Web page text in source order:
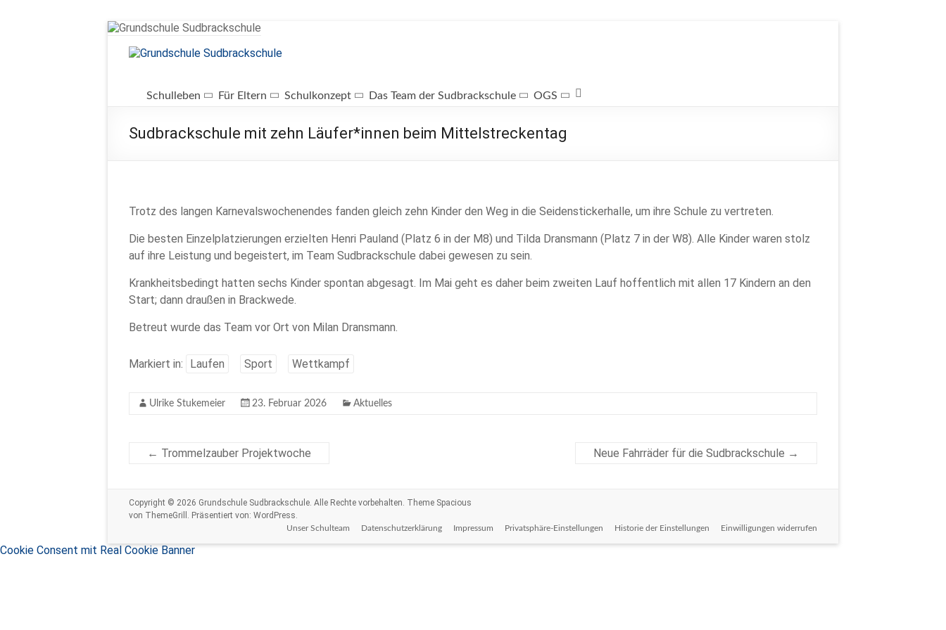
Zum
springen
Grundschule
Sudbrackschule
in
Schulleben Für Eltern Schulkonzept Das Team der Sudbrackschule OGS
Sudbrackschule mit zehn Läufer*innen beim Mittelstreckentag
Trotz des langen Karnevalswochenendes fanden gleich zehn Kinder den Weg in die Seidenstickerhalle, um ihre Schule zu vertreten.
Die besten Einzelplatzierungen erzielten Henri Pauland (Platz 6 in der M8) und Tilda Dransmann (Platz 7 in der W8). Alle Kinder waren stolz
auf ihre Leistung und begeistert, im Team Sudbrackschule dabei gewesen zu sein.
Krankheitsbedingt hatten sechs Kinder spontan abgesagt. Im Mai geht es daher beim zweiten Lauf hoffentlich mit allen 17 Kindern an den
Start; dann draußen in Brackwede.
Betreut wurde das Team vor Ort von Milan Dransmann.
Markiert in: Laufen Sport Wettkampf
Ulrike Stukemeier 23. Februar 2026 Aktuelles
← Trommelzauber Projektwoche Neue Fahrräder für die Sudbrackschule →
Copyright © 2026 Grundschule Sudbrackschule. Alle Rechte vorbehalten. Theme Spacious
von ThemeGrill. Präsentiert von: WordPress.
Unser Schulteam Datenschutzerklärung Impressum Privatsphäre-Einstellungen Historie der Einstellungen Einwilligungen widerrufen
Cookie Consent mit Real Cookie Banner